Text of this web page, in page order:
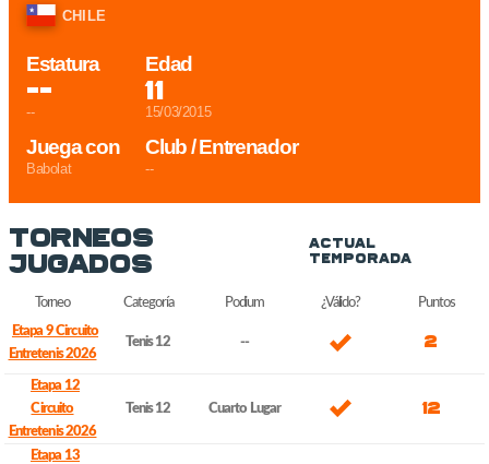
CHILE
Estatura
--
--
Juega con
Babolat
Edad
11
15/03/2015
Club / Entrenador
--
Torneos
Jugados
Actual
Temporada
Torneo Categoría Podium ¿Válido?
Puntos
Etapa 9 Circuito
Entretenis 2026
Tenis 12 -- 2
Etapa 12
Circuito
Entretenis 2026
Tenis 12 Cuarto Lugar 12
Etapa 13